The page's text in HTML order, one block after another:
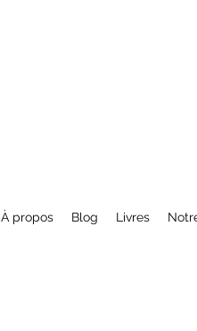
À propos Blog Livres